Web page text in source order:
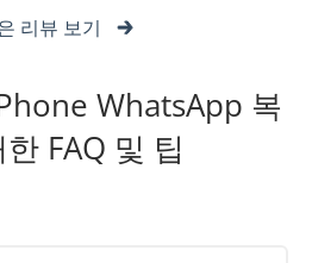
리뷰 보기
WhatsApp 복
FAQ 및 팁